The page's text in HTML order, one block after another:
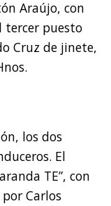
Araújo, con
tercer puesto
Cruz de jinete,
los dos
El
TE”, con
Carlos